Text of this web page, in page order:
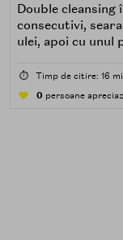
Double cleansing
consecutivi,
ulei, apoi cu unul
poluare. Al
⏱️ Timp de citire: 16
0 persoane